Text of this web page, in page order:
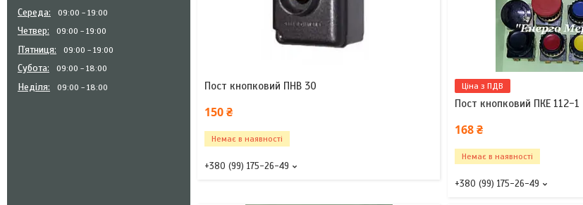
Середа 09:00 19:00
Четвер 09:00 19:00
Пʼятниця 09:00 19:00
Субота 09:00 18:00
Неділя 09:00 18:00 Пост кнопковий ПНВ 30
150 ₴
Немає в наявності
+380 (99) 175-26-49
Ціна з ПДВ
Пост кнопковий ПКЕ 112-1
168 ₴
Немає в наявності
+380 (99) 175-26-49